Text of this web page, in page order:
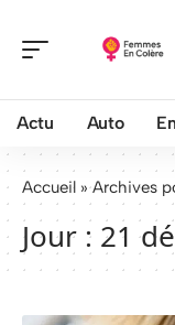
Actu Auto
Accueil »Archives
Jour : 21